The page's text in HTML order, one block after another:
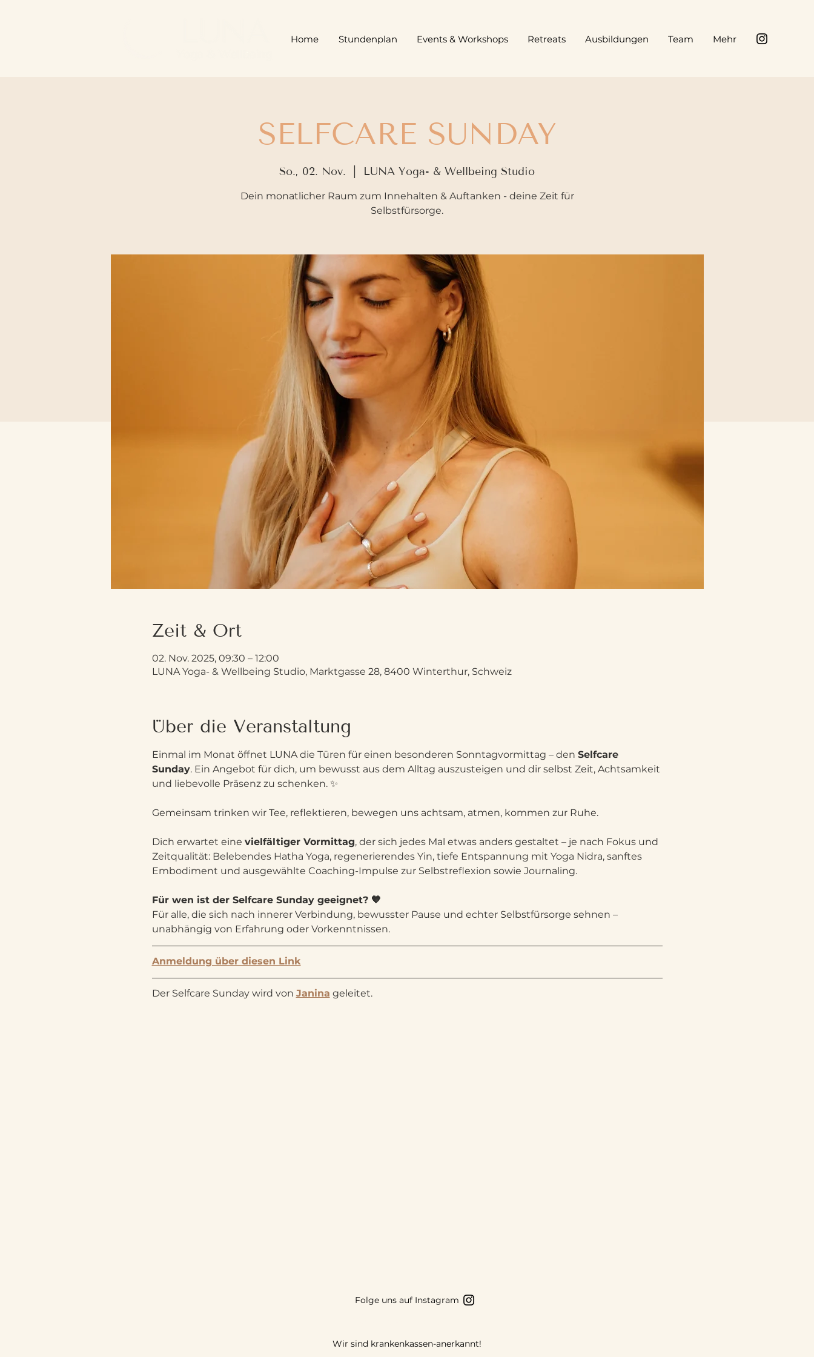
Home Stundenplan Events & Workshops Retreats Ausbildungen Team Mehr
SELFCARE SUNDAY
So., 02. Nov. LUNA Yoga- & Wellbeing Studio
Dein monatlicher Raum zum Innehalten & Auftanken - deine Zeit für
Selbstfürsorge.
Zeit & Ort
02. Nov. 2025, 09:30 – 12:00
LUNA Yoga- & Wellbeing Studio, Marktgasse 28, 8400 Winterthur, Schweiz
Über die Veranstaltung
Einmal im Monat öffnet LUNA die Türen für einen besonderen Sonntagvormittag – den Selfcare
Sunday. Ein Angebot für dich, um bewusst aus dem Alltag auszusteigen und dir selbst Zeit, Achtsamkeit
und liebevolle Präsenz zu schenken. ✨
Gemeinsam trinken wir Tee, reflektieren, bewegen uns achtsam, atmen, kommen zur Ruhe.
Dich erwartet eine vielfältiger Vormittag, der sich jedes Mal etwas anders gestaltet – je nach Fokus und
Zeitqualität: Belebendes Hatha Yoga, regenerierendes Yin, tiefe Entspannung mit Yoga Nidra, sanftes
Embodiment und ausgewählte Coaching-Impulse zur Selbstreflexion sowie Journaling.
Für wen ist der Selfcare Sunday geeignet? 🧡
Für alle, die sich nach innerer Verbindung, bewusster Pause und echter Selbstfürsorge sehnen –
unabhängig von Erfahrung oder Vorkenntnissen.
Anmeldung über diesen Link
Der Selfcare Sunday wird von Janina geleitet.
Folge uns auf Instagram
Wir sind krankenkassen-anerkannt!